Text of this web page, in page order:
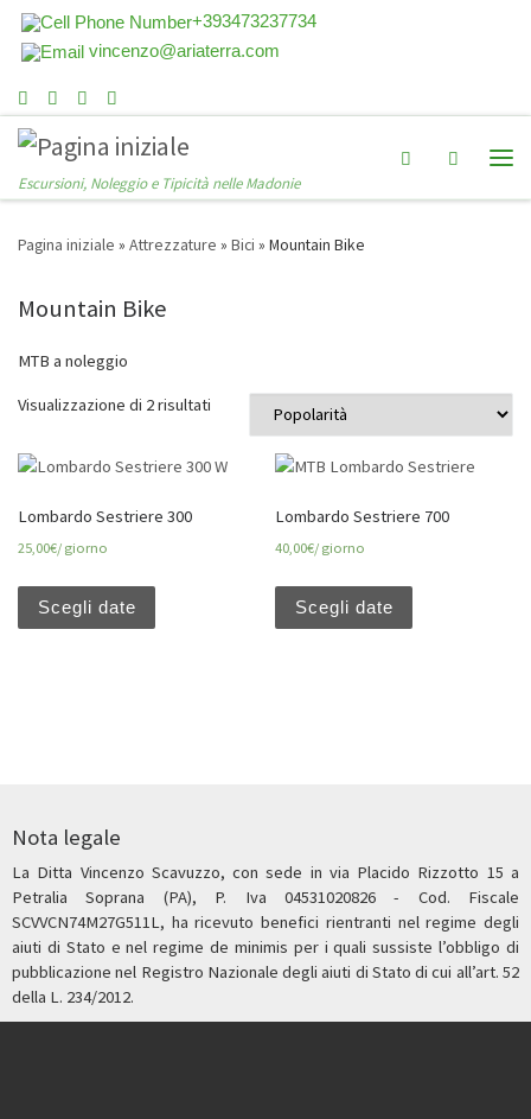
+393473237734
vincenzo@ariaterra.com
Escursioni, Noleggio e Tipicità nelle Madonie
Search
Pagina iniziale » Attrezzature » Bici » Mountain Bike
Mountain Bike
MTB a noleggio
Visualizzazione di 2 risultati
Lombardo Sestriere 300
25,00€/ giorno
Scegli date
Lombardo Sestriere 700
40,00€/ giorno
Scegli date
Nota legale
La Ditta Vincenzo Scavuzzo, con sede in via Placido Rizzotto 15 a
Petralia Soprana (PA), P. Iva 04531020826 - Cod. Fiscale
SCVVCN74M27G511L, ha ricevuto benefici rientranti nel regime degli
aiuti di Stato e nel regime de minimis per i quali sussiste l’obbligo di
pubblicazione nel Registro Nazionale degli aiuti di Stato di cui all’art. 52
della L. 234/2012.